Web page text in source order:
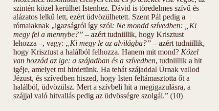
szintén közel kerülhet Istenhez. Dávid is töredelmes szívű és
alázatos lelkű lett, ezért üdvözülhetett. Szent Pál pedig a
rómaiaknak „igazságról így szól: Ne mondd szívedben: „Ki
megy fel a mennybe?” – azért tudniillik, hogy Krisztust
lehozza –, vagy:
„Ki megy le az alvilágba?” – azért tudniillik,
hogy Krisztust a halálból felhozza. Hanem mit mond? Közel
van hozzád az ige: a szájadban és a szívedben, tudniillik a hit
igéje, amelyet mi hirdetünk. Ha tehát szájaddal Úrnak vallod
Jézust, és szívedben hiszed, hogy Isten feltámasztotta őt a
halálból, üdvözülsz. Mert a szívbeli hit a megigazulásra, a
szájjal való hitvallás pedig az üdvösségre szolgál.” (10)